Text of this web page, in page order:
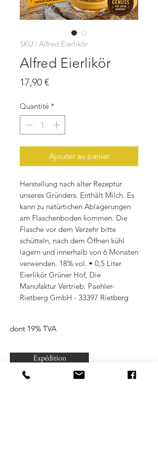
SKU : Alfred Eierlikör
Alfred Eierlikör
17,90 €Prix
Quantité *
Ajouter au panier
Herstellung nach alter Rezeptur
unseres Gründers. Enthält Milch. Es
kann zu natürtichen Ablagerungen
am Flaschenboden kommen. Die
Flasche vor dem Verzehr bitte
schütteln, nach dem Öffnen kühl
lagern und innerhalb von 6 Monaten
verwenden. 18% vol. • 0,5 Liter
Eierlikör Grüner Hof, Die
Manufaktur Vertrieb: Paehler-
Rietberg GmbH - 33397 Rietberg
dont 19% TVA
Expédition